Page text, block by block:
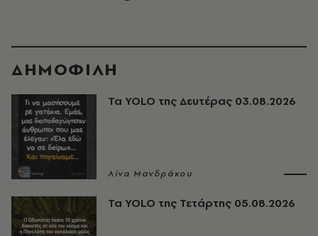
ΔΗΜΟΦΙΛΗ
Τα YOLO της Δευτέρας 03.08.2026
Λίνα Μανδράκου
Τα YOLO της Τετάρτης 05.08.2026